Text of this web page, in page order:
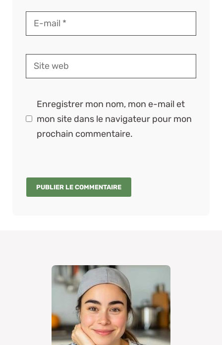
Enregistrer mon nom, mon e-mail et
mon site dans le navigateur pour mon
prochain commentaire.